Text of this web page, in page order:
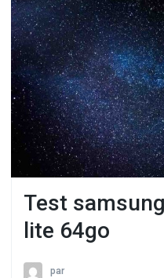
Test
lite 64go
par